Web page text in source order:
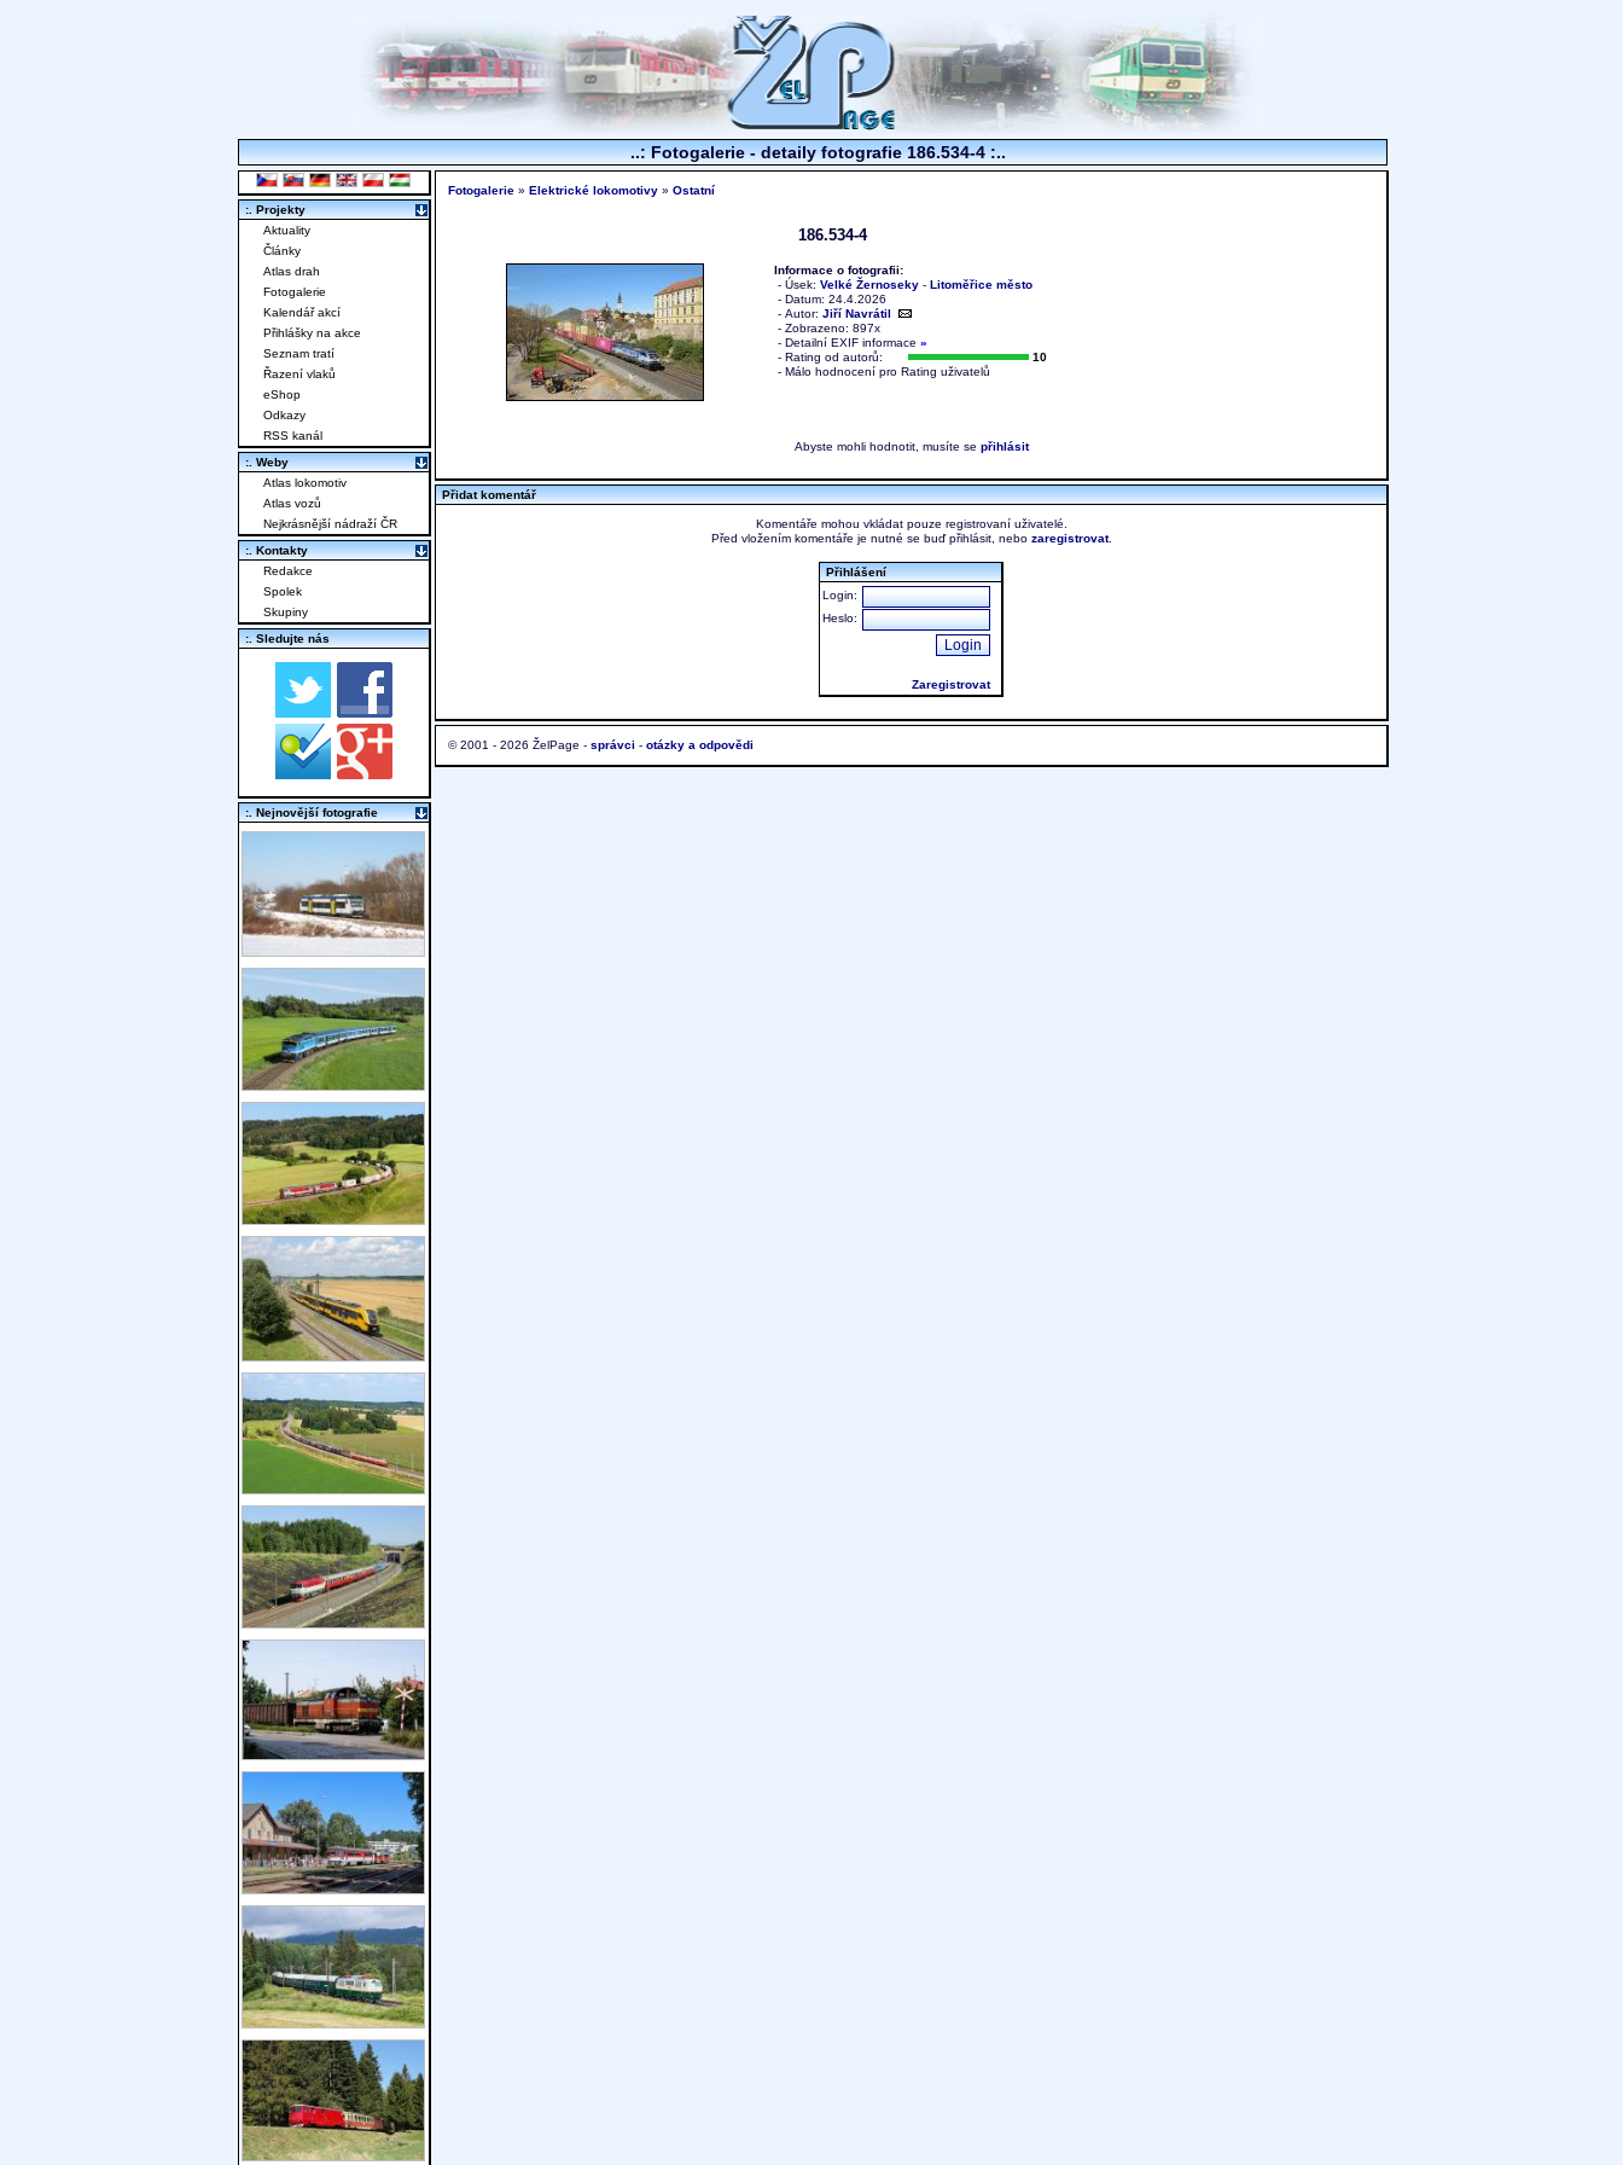
..: Fotogalerie - detaily fotografie 186.534-4 :..
Fotogalerie » Elektrické lokomotivy » Ostatní
186.534-4
Informace o fotografii:
- Úsek: Velké Žernoseky - Litoměřice město
- Datum: 24.4.2026
- Autor: Jiří Navrátil
- Zobrazeno: 897x
- Detailní EXIF informace »
- Rating od autorů:
10
- Málo hodnocení pro Rating uživatelů
Abyste mohli hodnotit, musíte se přihlásit
Přidat komentář
Komentáře mohou vkládat pouze registrovaní uživatelé.
Před vložením komentáře je nutné se buď přihlásit, nebo zaregistrovat.
Přihlášení
Login:
Heslo:
Zaregistrovat
© 2001 - 2026 ŽelPage - správci - otázky a odpovědi
:. Projekty
Aktuality
Články
Atlas drah
Fotogalerie
Kalendář akcí
Přihlášky na akce
Seznam tratí
Řazení vlaků
eShop
Odkazy
RSS kanál
:. Weby
Atlas lokomotiv
Atlas vozů
Nejkrásnější nádraží ČR
:. Kontakty
Redakce
Spolek
Skupiny
:. Sledujte nás
:. Nejnovější fotografie